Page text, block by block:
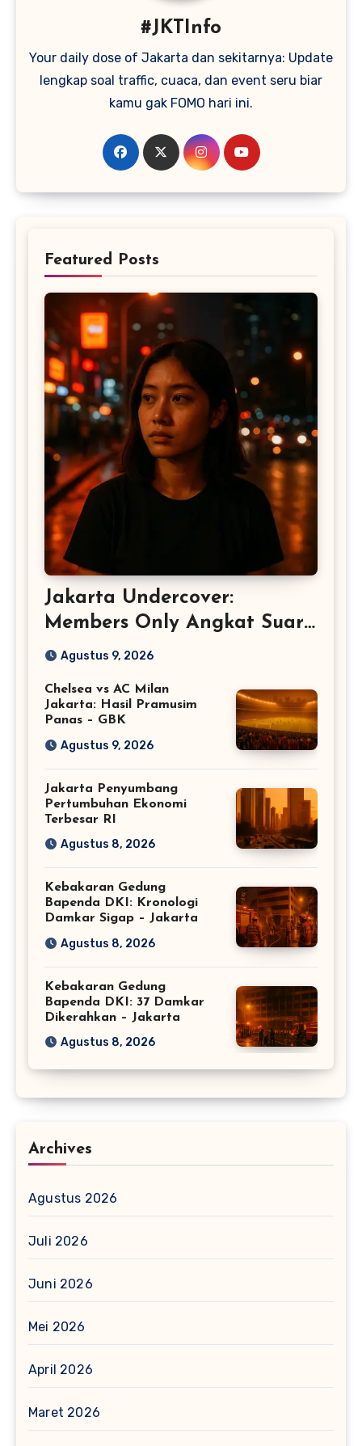
#JKTInfo
Your daily dose of Jakarta dan sekitarnya: Update
lengkap soal traffic, cuaca, dan event seru biar
kamu gak FOMO hari ini.
Featured Posts
Jakarta Undercover:
Members Only Angkat Suara
Perempuan
Agustus 9, 2026
Chelsea vs AC Milan
Jakarta: Hasil Pramusim
Panas – GBK
Agustus 9, 2026
Jakarta Penyumbang
Pertumbuhan Ekonomi
Terbesar RI
Agustus 8, 2026
Kebakaran Gedung
Bapenda DKI: Kronologi
Damkar Sigap – Jakarta
Agustus 8, 2026
Kebakaran Gedung
Bapenda DKI: 37 Damkar
Dikerahkan – Jakarta
Agustus 8, 2026
Archives
Agustus 2026
Juli 2026
Juni 2026
Mei 2026
April 2026
Maret 2026